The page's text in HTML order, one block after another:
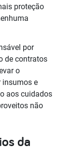
proteção
por
de contratos
o
insumos e
aos cuidados
não
da